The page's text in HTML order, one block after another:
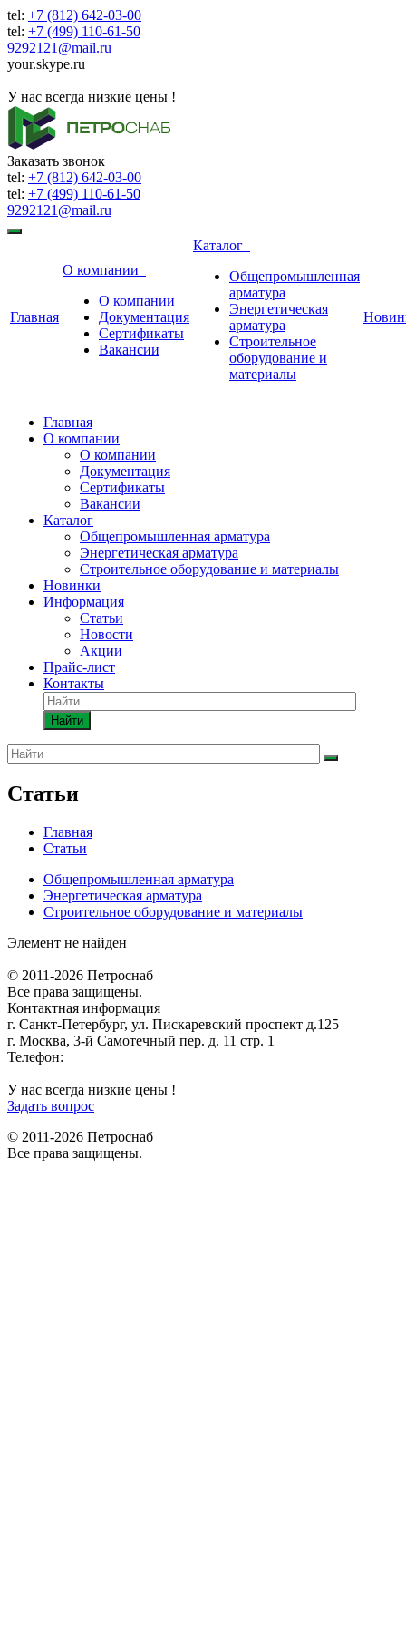
tel: +7 (812) 642-03-00
tel: +7 (499) 110-61-50
9292121@mail.ru
your.skype.ru
У нас всегда низкие цены !
Заказать звонок
tel: +7 (812) 642-03-00
tel: +7 (499) 110-61-50
9292121@mail.ru
Главная
О компании
О компании
Документация
Сертификаты
Вакансии
Каталог
Общепромышленная
арматура
Энергетическая
арматура
Строительное
оборудование и
материалы
Главная
О компании
О компании
Документация
Сертификаты
Вакансии
Каталог
Общепромышленная арматура
Энергетическая арматура
Строительное оборудование и материалы
Новинки
Информация
Статьи
Новости
Акции
Прайс-лист
Контакты
Найти
Статьи
Главная
Статьи
Общепромышленная арматура
Энергетическая арматура
Строительное оборудование и материалы
Элемент не найден
© 2011-2026 Петроснаб
Все права защищены.
Контактная информация
г. Санкт-Петербург, ул. Пискаревский проспект д.125
г. Москва, 3-й Самотечный пер. д. 11 стр. 1
Телефон:
У нас всегда низкие цены !
Задать вопрос
© 2011-2026 Петроснаб
Все права защищены.